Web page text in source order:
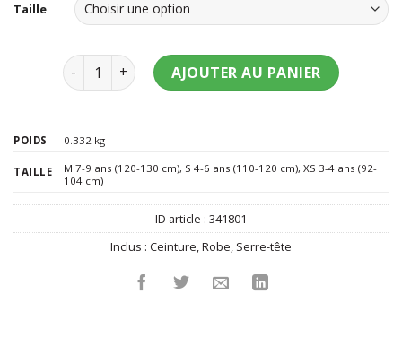
Taille
quantité de Déguisement chauve-souris violette
AJOUTER AU PANIER
POIDS 0.332 kg
TAILLE M 7-9 ans (120-130 cm), S 4-6 ans (110-120 cm), XS 3-4 ans (92-
104 cm)
ID article : 341801
Inclus : Ceinture,Robe, Serre-tête